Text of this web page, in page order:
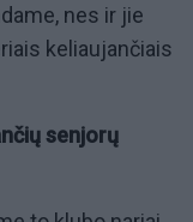
nes ir jie
keliaujančiais
senjorų